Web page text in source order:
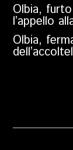
Olbia,
l’appello
Olbia,